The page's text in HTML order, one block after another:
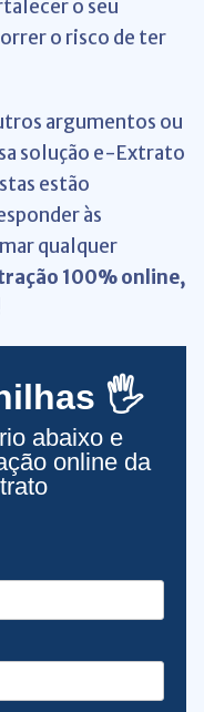
o seu
o risco de ter
argumentos ou
solução e-Extrato
estão
às
qualquer
100% online,
🖐
abaixo e
online da